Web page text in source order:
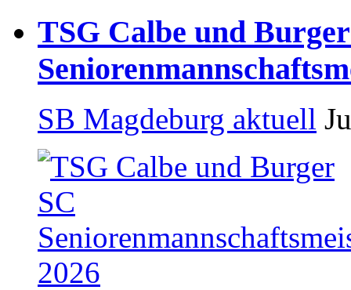
TSG Calbe und
SB Magdeburg aktuell